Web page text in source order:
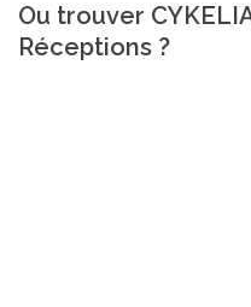
Ou trouver
Réceptions ?